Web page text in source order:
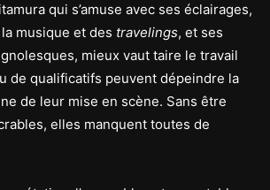
qui s’amuse avec ses éclairages,
musique et des travelings, et ses
mieux vaut taire le travail
de qualificatifs peuvent dépeindre la
de leur mise en scène. Sans être
elles manquent toutes de